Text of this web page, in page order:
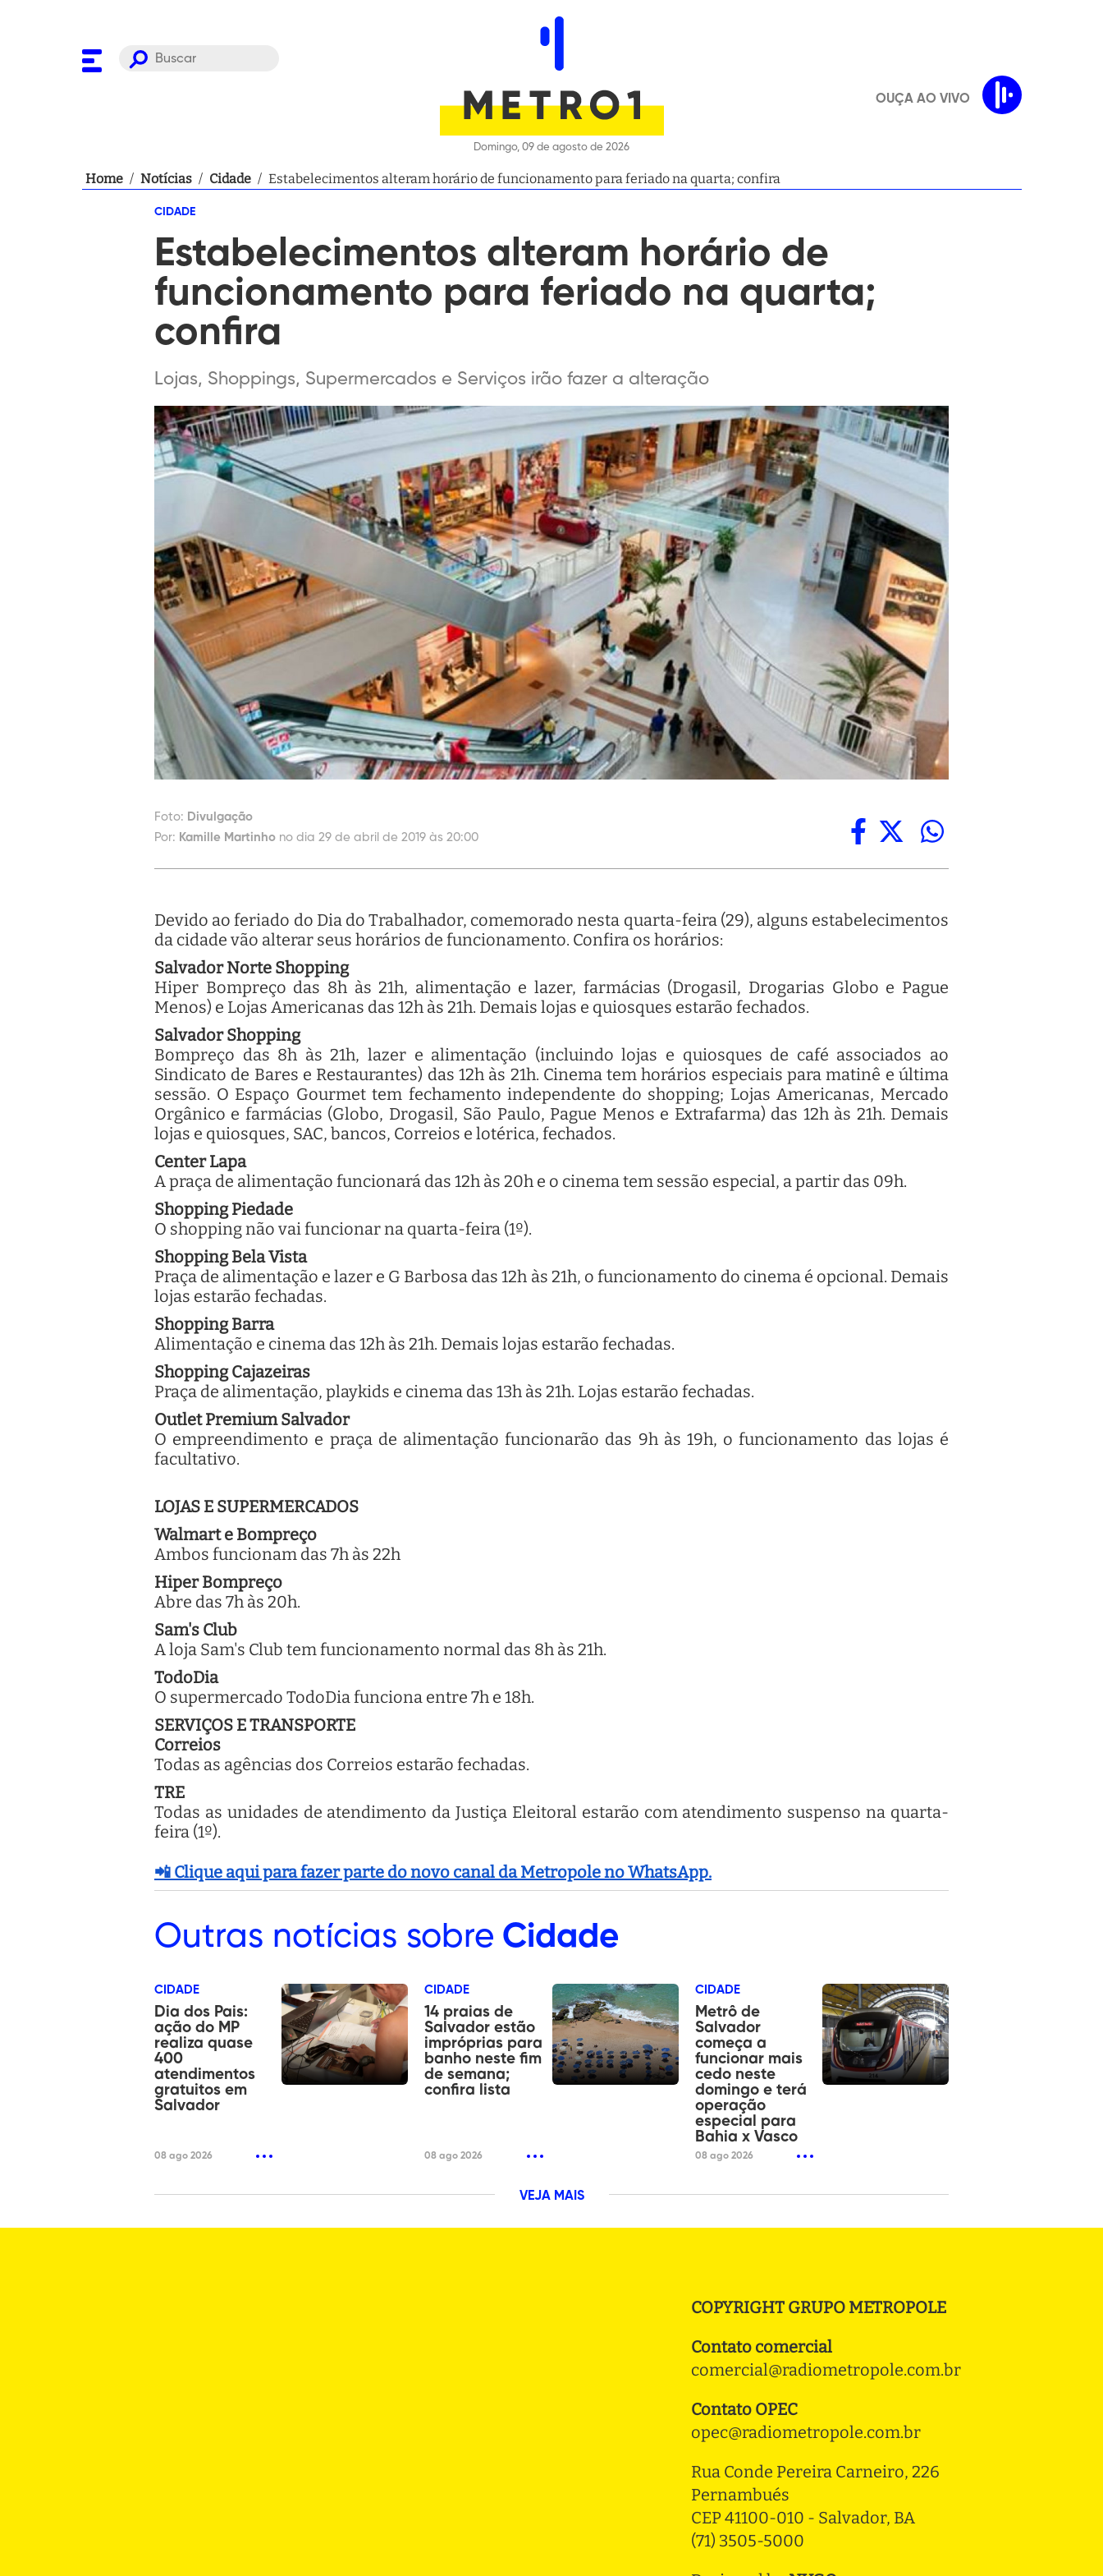
Domingo, 09 de agosto de 2026
OUÇA AO VIVO
Home / Notícias / Cidade / Estabelecimentos alteram horário de funcionamento para feriado na quarta; confira
CIDADE
Estabelecimentos alteram horário de
funcionamento para feriado na quarta;
confira
Lojas, Shoppings, Supermercados e Serviços irão fazer a alteração
Foto: Divulgação
Por: Kamille Martinho no dia 29 de abril de 2019 às 20:00
Devido ao feriado do Dia do Trabalhador, comemorado nesta quarta-feira (29), alguns estabelecimentos
da cidade vão alterar seus horários de funcionamento. Confira os horários:
Salvador Norte Shopping
Hiper Bompreço das 8h às 21h, alimentação e lazer, farmácias (Drogasil, Drogarias Globo e Pague
Menos) e Lojas Americanas das 12h às 21h. Demais lojas e quiosques estarão fechados.
Salvador Shopping
Bompreço das 8h às 21h, lazer e alimentação (incluindo lojas e quiosques de café associados ao
Sindicato de Bares e Restaurantes) das 12h às 21h. Cinema tem horários especiais para matinê e última
sessão. O Espaço Gourmet tem fechamento independente do shopping; Lojas Americanas, Mercado
Orgânico e farmácias (Globo, Drogasil, São Paulo, Pague Menos e Extrafarma) das 12h às 21h. Demais
lojas e quiosques, SAC, bancos, Correios e lotérica, fechados.
Center Lapa
A praça de alimentação funcionará das 12h às 20h e o cinema tem sessão especial, a partir das 09h.
Shopping Piedade
O shopping não vai funcionar na quarta-feira (1º).
Shopping Bela Vista
Praça de alimentação e lazer e G Barbosa das 12h às 21h, o funcionamento do cinema é opcional. Demais
lojas estarão fechadas.
Shopping Barra
Alimentação e cinema das 12h às 21h. Demais lojas estarão fechadas.
Shopping Cajazeiras
Praça de alimentação, playkids e cinema das 13h às 21h. Lojas estarão fechadas.
Outlet Premium Salvador
O empreendimento e praça de alimentação funcionarão das 9h às 19h, o funcionamento das lojas é
facultativo.
LOJAS E SUPERMERCADOS
Walmart e Bompreço
Ambos funcionam das 7h às 22h
Hiper Bompreço
Abre das 7h às 20h.
Sam's Club
A loja Sam's Club tem funcionamento normal das 8h às 21h.
TodoDia
O supermercado TodoDia funciona entre 7h e 18h.
SERVIÇOS E TRANSPORTE
Correios
Todas as agências dos Correios estarão fechadas.
TRE
Todas as unidades de atendimento da Justiça Eleitoral estarão com atendimento suspenso na quarta-
feira (1º).
📲 Clique aqui para fazer parte do novo canal da Metropole no WhatsApp.
Outras notícias sobre Cidade
CIDADE
Dia dos Pais:
ação do MP
realiza quase
400
atendimentos
gratuitos em
Salvador
08 ago 2026
CIDADE
14 praias de
Salvador estão
impróprias para
banho neste fim
de semana;
confira lista
08 ago 2026
CIDADE
Metrô de
Salvador
começa a
funcionar mais
cedo neste
domingo e terá
operação
especial para
Bahia x Vasco
08 ago 2026
VEJA MAIS
COPYRIGHT GRUPO METROPOLE
Contato comercial
comercial@radiometropole.com.br
Contato OPEC
opec@radiometropole.com.br
Rua Conde Pereira Carneiro, 226
Pernambués
CEP 41100-010 - Salvador, BA
(71) 3505-5000